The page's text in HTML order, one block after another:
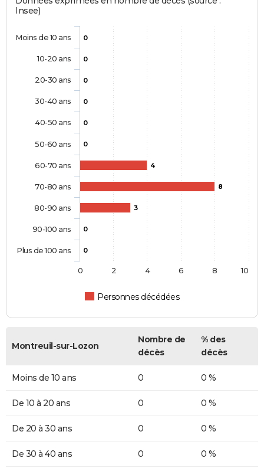
Insee)
0
0
0
0
0
0
4
8
3
0
0
Personnes décédées
Moins de 10 ans
10-20 ans
20-30 ans
30-40 ans
40-50 ans
50-60 ans
60-70 ans
70-80 ans
80-90 ans
90-100 ans
Plus de 100 ans
0 2 4 6 8 10
Montreuil-sur-Lozon
Nombre de
décès
% des
décès
Moins de 10 ans 0 0 %
De 10 à 20 ans 0 0 %
De 20 à 30 ans 0 0 %
De 30 à 40 ans 0 0 %